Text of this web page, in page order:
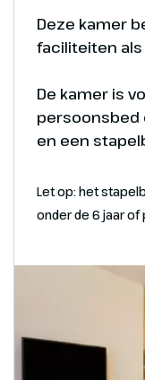
Deze kamer
faciliteiten als
De kamer is
persoonsbed
en een
Let op: het
onder de 6 jaar of
biedt een
sprookjes,
Voorproefje
World